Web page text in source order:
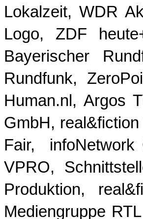
Lokalzeit, WDR
Logo, ZDF
Bayerischer
Rundfunk,
Human.nl, Argos
GmbH,
Fair, infoNetwork
VPRO,
Produktion,
Mediengruppe